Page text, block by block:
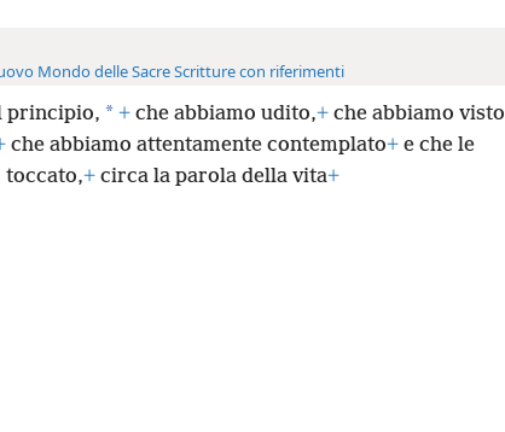
Mondo delle Sacre Scritture con riferimenti
principio, * +che abbiamo udito,+che abbiamo visto
che abbiamo attentamente contemplato+e che le
toccato,+circa la parola della vita+